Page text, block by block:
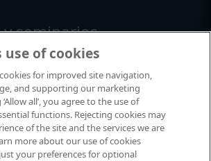
y seminarios
use of cookies
for improved site navigation,
and supporting our marketing
all’, you agree to the use of
functions. Rejecting cookies may
of the site and the services we are
more about our use of cookies
your preferences for optional